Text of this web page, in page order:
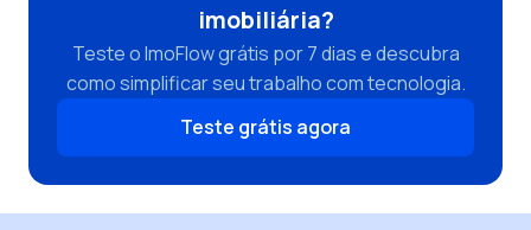
imobiliária?
Teste o ImoFlow grátis por 7 dias e descubra
como simplificar seu trabalho com tecnologia.
Teste grátis agora